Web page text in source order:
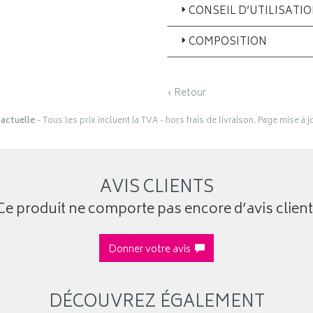
CONSEIL
COMPOSITION
‹ Retour
- Tous les prix incluent la TVA - hors frais de livraison. Page mise à
AVIS CLIENTS
produit ne comporte pas encore d’avis
Donner votre avis
DÉCOUVREZ ÉGALEMENT